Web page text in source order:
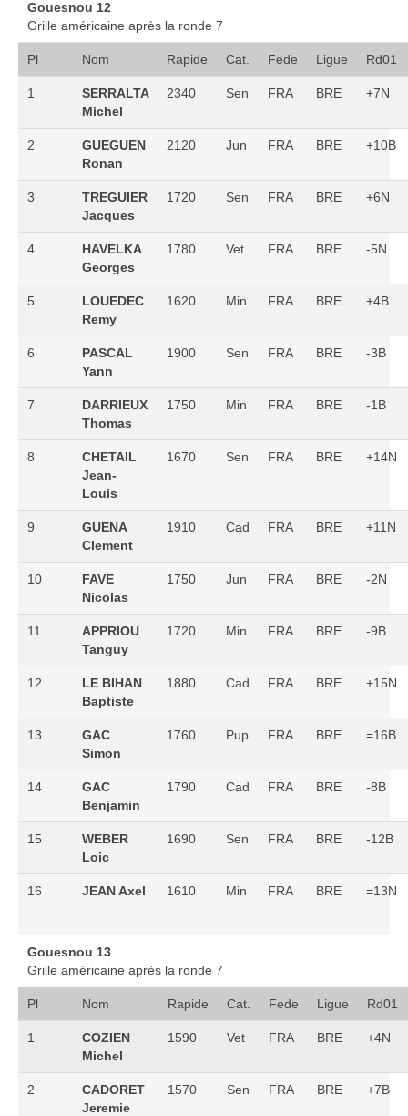
Gouesnou 12
Grille américaine après la ronde 7
Pl Nom Rapide Cat. Fede Ligue Rd01
1
SERRALTA
Michel
2340 Sen FRA BRE +7N
2
GUEGUEN
Ronan
2120 Jun FRA BRE +10B
3
TREGUIER
Jacques
1720 Sen FRA BRE +6N
4
HAVELKA
Georges
1780 Vet FRA BRE -5N
5
LOUEDEC
Remy
1620 Min FRA BRE +4B
6
PASCAL
Yann
1900 Sen FRA BRE -3B
7
DARRIEUX
Thomas
1750 Min FRA BRE -1B
8
CHETAIL
Jean-
Louis
1670 Sen FRA BRE +14N
9
GUENA
Clement
1910 Cad FRA BRE +11N
10
FAVE
Nicolas
1750 Jun FRA BRE -2N
11
APPRIOU
Tanguy
1720 Min FRA BRE -9B
12
LE BIHAN
Baptiste
1880 Cad FRA BRE +15N
13
GAC
Simon
1760 Pup FRA BRE =16B
14
GAC
Benjamin
1790 Cad FRA BRE -8B
15
WEBER
Loic
1690 Sen FRA BRE -12B
16 JEAN Axel 1610 Min FRA BRE =13N
Gouesnou 13
Grille américaine après la ronde 7
Pl Nom Rapide Cat. Fede Ligue Rd01
1
COZIEN
Michel
1590 Vet FRA BRE +4N
2
CADORET
Jeremie
1570 Sen FRA BRE +7B